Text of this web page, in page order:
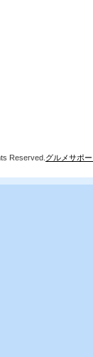
Reserved. グルメサポ